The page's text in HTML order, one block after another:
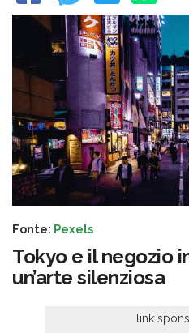
Fonte: Pexels
Tokyo e il negozio
un’arte silenziosa